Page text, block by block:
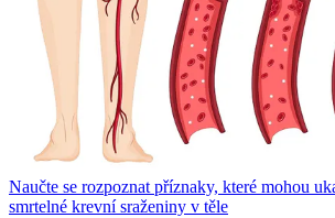
Naučte se rozpoznat příznaky, které mohou
smrtelné krevní sraženiny v těle